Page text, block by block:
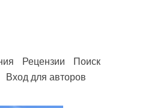
Рецензии
Поиск
Вход для авторов